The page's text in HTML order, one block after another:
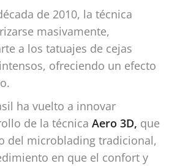
de 2010, la técnica
masivamente,
a los tatuajes de cejas
ofreciendo un efecto
ha vuelto a innovar
de la técnica Aero 3D, que
del microblading tradicional,
en que el confort y